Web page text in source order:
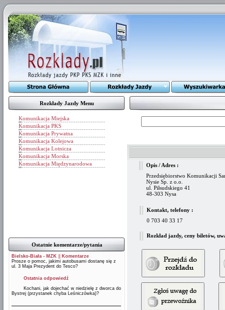
Rozkłady Jazdy Menu
Komunikacja Miejska
Komunikacja PKS
Komunikacja Prywatna
Komunikacja Kolejowa
Komunikacja Lotnicza
Komunikacja Morska
Komunikacja Międzynarodowa
Ostatnie komentarze/pytania
Bielsko-Biała - MZK
Komentarze
Prosze o pomoc, jakimi autobusami dostanę się z
ul. 3 Maja Prezydent do Tesco?
Ostatnia odpowiedź
Kochani, jak dojechać w niedzielę z dworca do
Bystrej (przystanek chyba Leśniczówka)?
Opis / Adres :
Przedsiębiorstwo Komunikacji
Nysie Sp. z o.o.
ul. Piłsudskiego 41
48-303 Nysa
Kontakt, telefony :
0 703 40 33 17
Rozkład jazdy, ceny biletów,